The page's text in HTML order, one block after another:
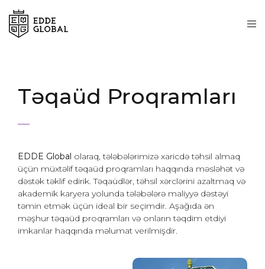
Təqaüd Proqramları
EDDE Global olaraq, tələbələrimizə xaricdə təhsil almaq
üçün müxtəlif təqaüd proqramları haqqında məsləhət və
dəstək təklif edirik. Təqaüdlər, təhsil xərclərini azaltmaq və
akademik karyera yolunda tələbələrə maliyyə dəstəyi
təmin etmək üçün ideal bir seçimdir. Aşağıda ən
məşhur təqaüd proqramları və onların təqdim etdiyi
imkanlar haqqında məlumat verilmişdir.